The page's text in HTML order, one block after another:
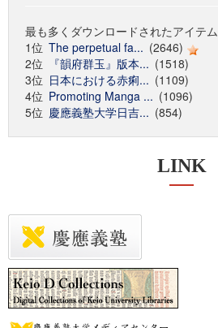
最も多くダウンロードされたアイテム
1位 The perpetual fa... (2646)
2位
『韻府群玉』版本... (1518)
3位 日本における赤痢... (1109)
4位 Promoting Manga ... (1096)
5位 慶應義塾大学日吉... (854)
LINK